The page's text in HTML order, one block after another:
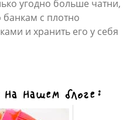
угодно больше чатни,
банкам с плотно
и хранить его у себя
нашем блоге: